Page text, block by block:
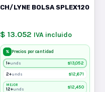
CH/LYNE BOLSA SPLEX120
$ 13.052 IVA incluido
% Precios por cantidad
1+unds $13,052
2+unds $12,671
MEJOR
12+unds $12,450